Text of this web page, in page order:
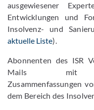
ausgewiesener
Entwicklungen und
Insolvenz- und
aktuelle Liste).
Abonnenten des ISR
Mails mit
Zusammenfassungen
dem Bereich des